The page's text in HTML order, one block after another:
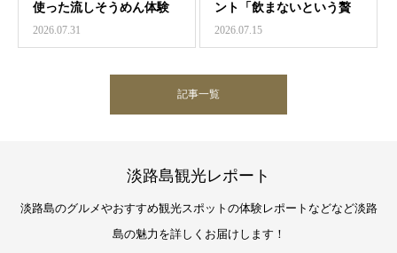
使った流しそうめん体験
2026.07.31
ント「飲まないという贅
沢 ～香りと味覚の館～…
2026.07.15
記事一覧
淡路島観光レポート
淡路島のグルメやおすすめ観光スポットの体験レポートなどなど淡路
島の魅力を詳しくお届けします！